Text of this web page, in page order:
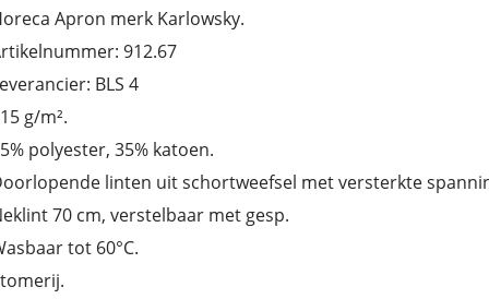
Apron merk Karlowsky.
912.67
BLS 4
g/m².
polyester, 35% katoen.
linten uit schortweefsel met versterkte
70 cm, verstelbaar met gesp.
tot 60°C.